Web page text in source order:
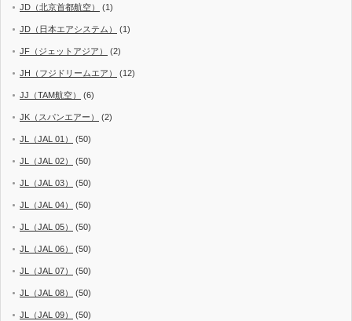
JD（北京首都航空） (1)
JD（日本エアシステム） (1)
JF（ジェットアジア） (2)
JH（フジドリームエア） (12)
JJ（TAM航空） (6)
JK（スパンエアー） (2)
JL（JAL 01） (50)
JL（JAL 02） (50)
JL（JAL 03） (50)
JL（JAL 04） (50)
JL（JAL 05） (50)
JL（JAL 06） (50)
JL（JAL 07） (50)
JL（JAL 08） (50)
JL（JAL 09） (50)